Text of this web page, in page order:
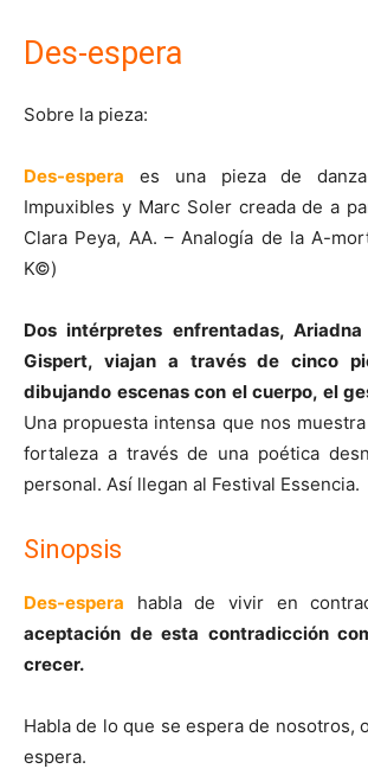
Des-espera
Sobre la pieza:
Des-espera es una pieza de
Impuxibles y Marc Soler creada de a
Clara Peya, AA. – Analogía de la A-
K©)
Dos intérpretes enfrentadas,
Gispert, viajan a través de cinco
dibujando escenas con el cuerpo, el
Una propuesta intensa que nos
fortaleza a través de una poética
personal. Así llegan al Festival Essencia.
Sinopsis
Des-espera habla de vivir en
aceptación de esta contradicción
crecer.
Habla de lo que se espera de nosotros,
espera.